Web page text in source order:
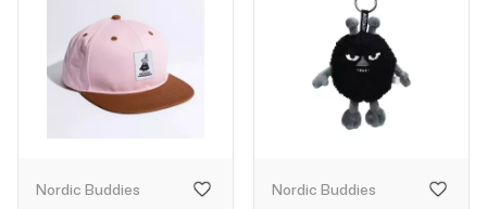
Nordic Buddies Nordic Buddies